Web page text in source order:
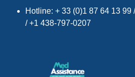
Hotline: + 33 (0)1 87 64 13 99
/ +1 438-797-0207